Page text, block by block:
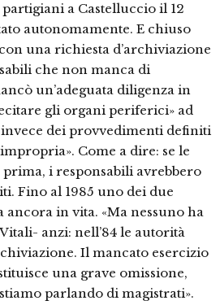
a Castelluccio il 12
autonomamente. E chiuso
una richiesta d’archiviazione
che non manca di
un’adeguata diligenza in
gli organi periferici» ad
dei provvedimenti definiti
Come a dire: se le
i responsabili avrebbero
Fino al 1985 uno dei due
in vita. «Ma nessuno ha
anzi: nell’84 le autorità
Il mancato esercizio
una grave omissione,
parlando di magistrati».